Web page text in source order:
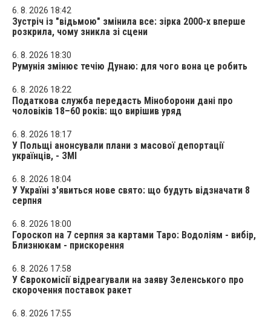
6. 8. 2026 18:42
Зустріч із "відьмою" змінила все: зірка 2000-х вперше
розкрила, чому зникла зі сцени
6. 8. 2026 18:30
Румунія змінює течію Дунаю: для чого вона це робить
6. 8. 2026 18:22
Податкова служба передасть Міноборони дані про
чоловіків 18–60 років: що вирішив уряд
6. 8. 2026 18:17
У Польщі анонсували плани з масової депортації
українців, - ЗМІ
6. 8. 2026 18:04
У Україні з'явиться нове свято: що будуть відзначати 8
серпня
6. 8. 2026 18:00
Гороскоп на 7 серпня за картами Таро: Водоліям - вибір,
Близнюкам - прискорення
6. 8. 2026 17:58
У Єврокомісії відреагували на заяву Зеленського про
скорочення поставок ракет
6. 8. 2026 17:55